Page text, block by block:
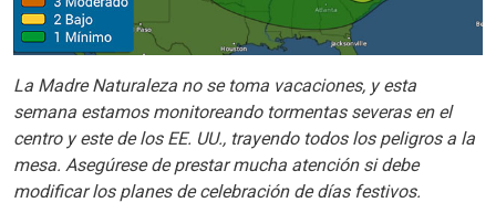
La Madre Naturaleza no se toma vacaciones, y esta
semana estamos monitoreando tormentas severas en el
centro y este de los EE. UU., trayendo todos los peligros a la
mesa. Asegúrese de prestar mucha atención si debe
modificar los planes de celebración de días festivos.